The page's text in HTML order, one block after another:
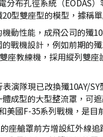
電分布孔徑系統（EODAS
型雙座型的模型，據稱
動性能，成飛公司的殲
戰機設計，例如前期的
座教練機，採用縱列雙
表演隊現已改換殲10AY/
體成型的大型整流罩，可
美國F-35系列戰機，是目
座艙罩前方增設紅外線